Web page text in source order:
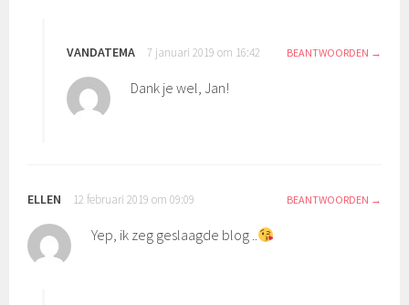
VANDATEMA 7 januari 2019 om 16:42 BEANTWOORDEN
Dank je wel, Jan!
ELLEN 12 februari 2019 om 09:09 BEANTWOORDEN
Yep, ik zeg geslaagde blog ..